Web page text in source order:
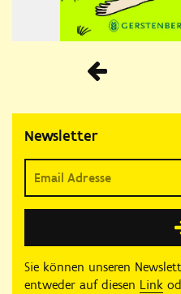
Newsletter
Sie können unseren
entweder auf diesen Link